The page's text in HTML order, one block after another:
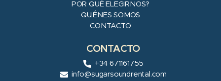
POR QUÉ ELEGIRNOS?
QUIÉNES SOMOS
CONTACTO
CONTACTO
+34 671161755
info@sugarsoundrental.com